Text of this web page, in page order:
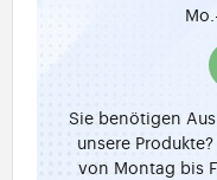
Sie benötigen
unsere
von Montag bis